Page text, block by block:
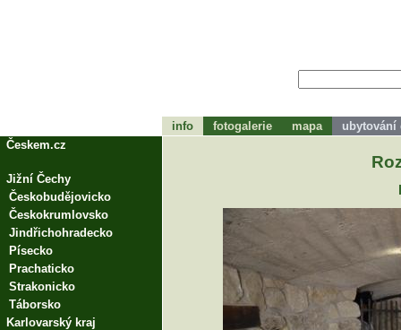
info fotogalerie mapa
ubytování
Českem.cz
Jižní Čechy
Českobudějovicko
Českokrumlovsko
Jindřichohradecko
Písecko
Prachaticko
Strakonicko
Táborsko
Karlovarský kraj
tohle bude zápátí